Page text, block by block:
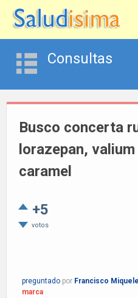
Consultas
Busco concerta
lorazepan,
caramel
+5
votos
preguntado por Francisco
marca